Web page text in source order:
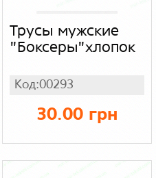
Трусы мужские
"Боксеры"хлопок
Код:00293
30.00 грн